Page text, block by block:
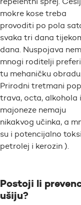
mokre kose treba
provoditi po pola
svaka tri dana
dana. Nuspojava
mnogi roditelji
tu mehaničku
Prirodni tretmani
trava, octa, alkohola i
majoneze nemaju
nikakvog učinka, a
su i potencijalno
petrolej i kerozin ).
Postoji li
ušiju?